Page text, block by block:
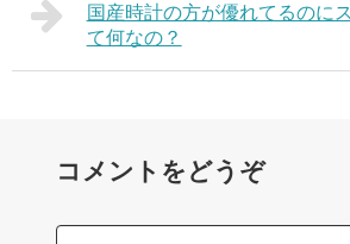
国産時計の方が優れてるのに
て何なの？
コメントをどうぞ